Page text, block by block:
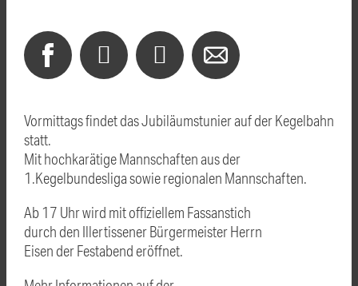
Vormittags findet das Jubiläumstunier auf der Kegelbahn
statt.
Mit hochkarätige Mannschaften aus der
1.Kegelbundesliga sowie regionalen Mannschaften.
Ab 17 Uhr wird mit offiziellem Fassanstich
durch den Illertissener Bürgermeister Herrn
Eisen der Festabend eröffnet.